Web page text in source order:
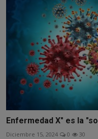
Enfermedad X" es la
Diciembre 15, 2024 0 30